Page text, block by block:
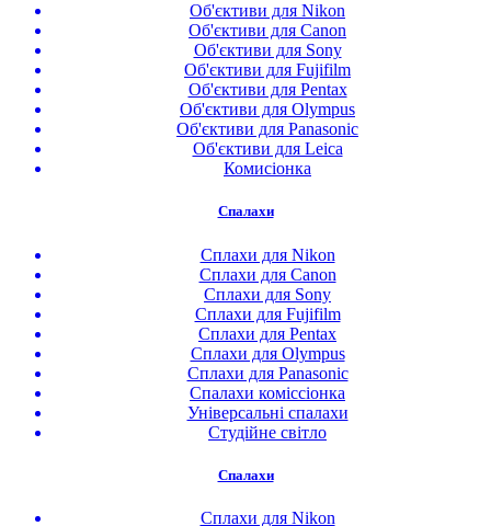
Об'єктиви для Nikon
Об'єктиви для Canon
Об'єктиви для Sony
Об'єктиви для Fujifilm
Об'єктиви для Pentax
Об'єктиви для Olympus
Об'єктиви для Panasonic
Об'єктиви для Leica
Комисіонка
Спалахи
Сплахи для Nikon
Сплахи для Canon
Сплахи для Sony
Сплахи для Fujifilm
Сплахи для Pentax
Сплахи для Olympus
Сплахи для Panasonic
Спалахи коміссіонка
Універсальні спалахи
Студійне світло
Спалахи
Сплахи для Nikon